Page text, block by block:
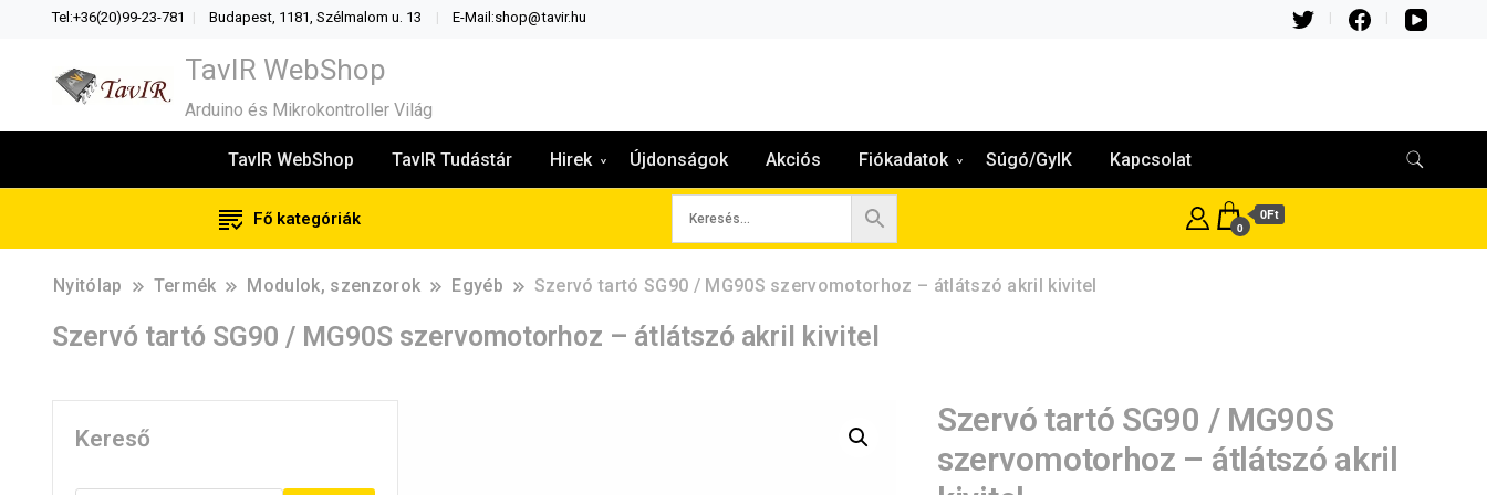
Tel:+36(20)99-23-781 Budapest, 1181, Szélmalom u. 13 E-Mail:shop@tavir.hu
TavIR WebShop
Arduino és Mikrokontroller Világ
TavIR WebShop TavIR Tudástár Hirek Újdonságok Akciós Fiókadatok Súgó/GyIK Kapcsolat
Fő kategóriák 0
0Ft
Nyitólap Termék Modulok, szenzorok Egyéb Szervó tartó SG90 / MG90S szervomotorhoz – átlátszó akril kivitel
Szervó tartó SG90 / MG90S szervomotorhoz – átlátszó akril kivitel
Szervó tartó SG90 / MG90S
szervomotorhoz – átlátszó akril
Kereső